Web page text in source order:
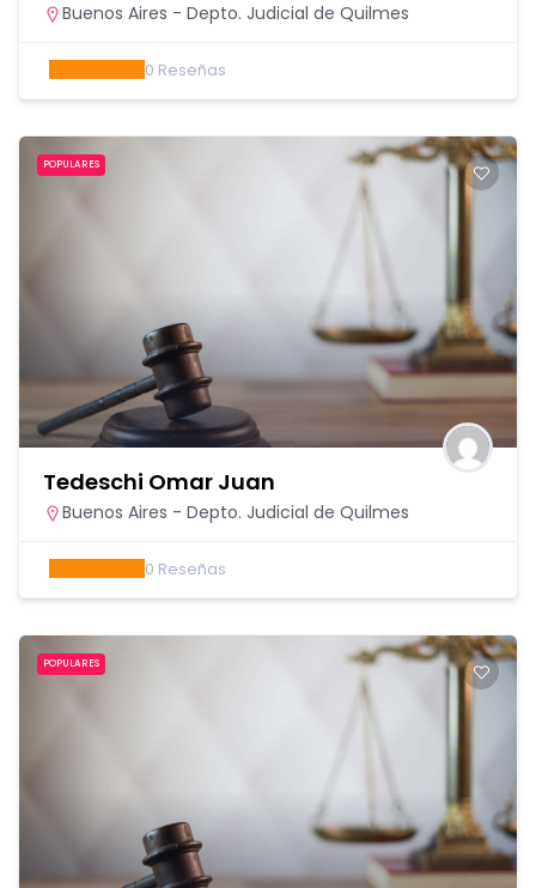
Buenos Aires - Depto. Judicial de Quilmes
0 Reseñas
POPULARES
Tedeschi Omar Juan
Buenos Aires - Depto. Judicial de Quilmes
0 Reseñas
POPULARES